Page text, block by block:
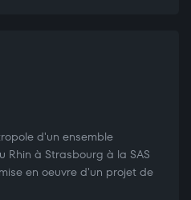
d'un ensemble
Rhin à Strasbourg à la SAS
en oeuvre d'un projet de